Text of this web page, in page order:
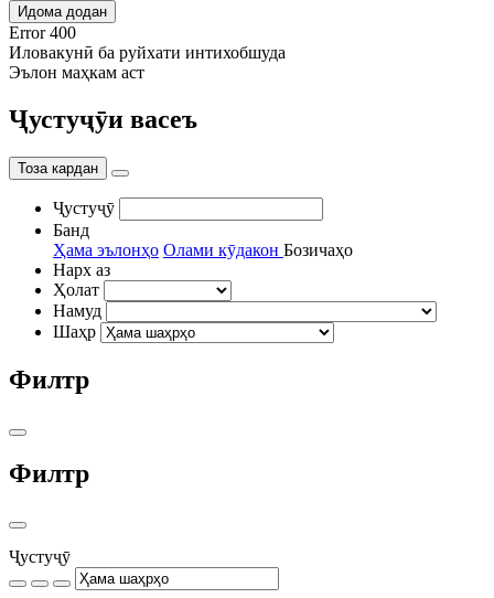
Идома додан
Error 400
Иловакунӣ ба руйхати интихобшуда
Эълон маҳкам аст
Ҷустуҷӯи васеъ
Тоза кардан
Ҷустуҷӯ
Банд
Ҳама эълонҳо Олами кӯдакон Бозичаҳо
Нарх аз
Ҳолат
Намуд
Шаҳр
Филтр
Филтр
Ҷустуҷӯ